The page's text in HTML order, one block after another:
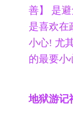
善】 是
是喜欢在
小心! 尤
的最要小
地狱游记